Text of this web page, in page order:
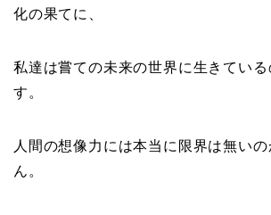
化の果てに、
私達は嘗ての未来の世界に生きている
す。
人間の想像力には本当に限界は無い
ん。